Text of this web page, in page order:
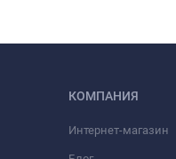
КОМПАНИЯ
Интернет-магазин